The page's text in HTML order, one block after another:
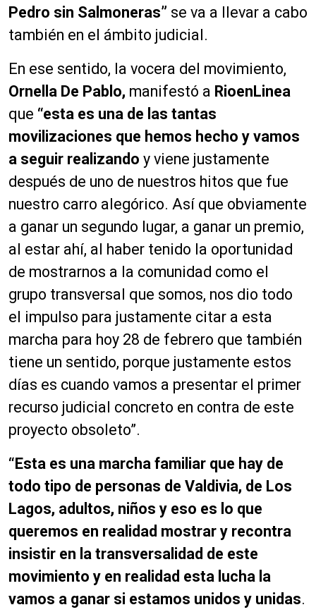
Pedro sin Salmoneras” se va a llevar a cabo
también en el ámbito judicial.
En ese sentido, la vocera del movimiento,
Ornella De Pablo, manifestó a RioenLinea
que “esta es una de las tantas
movilizaciones que hemos hecho y vamos
a seguir realizando y viene justamente
después de uno de nuestros hitos que fue
nuestro carro alegórico. Así que obviamente
a ganar un segundo lugar, a ganar un premio,
al estar ahí, al haber tenido la oportunidad
de mostrarnos a la comunidad como el
grupo transversal que somos, nos dio todo
el impulso para justamente citar a esta
marcha para hoy 28 de febrero que también
tiene un sentido, porque justamente estos
días es cuando vamos a presentar el primer
recurso judicial concreto en contra de este
proyecto obsoleto”.
“Esta es una marcha familiar que hay de
todo tipo de personas de Valdivia, de Los
Lagos, adultos, niños y eso es lo que
queremos en realidad mostrar y recontra
insistir en la transversalidad de este
movimiento y en realidad esta lucha la
vamos a ganar si estamos unidos y unidas.